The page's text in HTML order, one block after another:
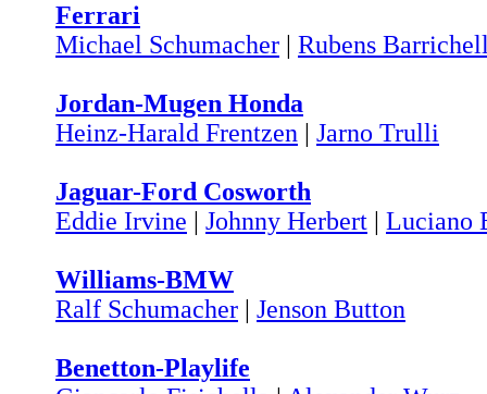
Ferrari
Michael Schumacher | Rubens
Jordan-Mugen Honda
Heinz-Harald Frentzen | Jarno Trulli
Jaguar-Ford Cosworth
Eddie Irvine | Johnny Herbert | Luciano
Williams-BMW
Ralf Schumacher | Jenson Button
Benetton-Playlife